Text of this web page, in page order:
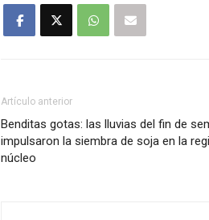
Artículo anterior
Benditas gotas: las lluvias del fin de
impulsaron la siembra de soja en la
núcleo